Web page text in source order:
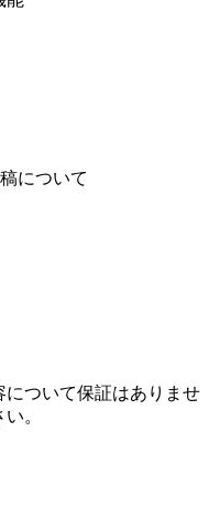
について
ついて保証はありませ
。